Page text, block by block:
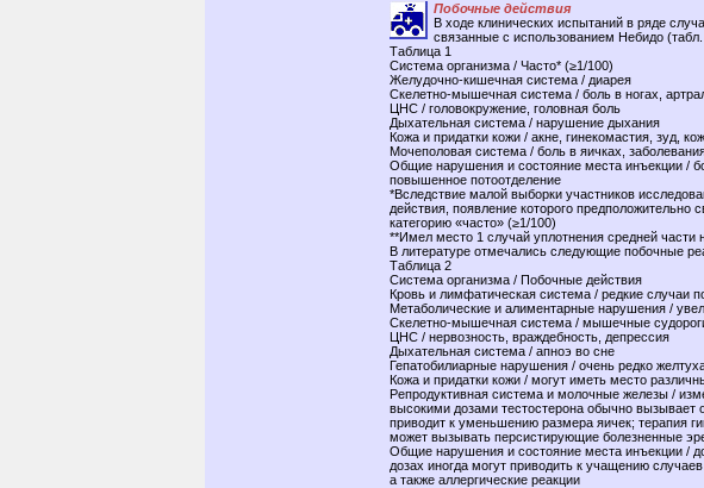
Побочные действия
В ходе клинических испытаний в ряде
связанные с использованием Небидо
Таблица 1
Система организма / Часто* (≥1/100)
Желудочно-кишечная система / диарея
Скелетно-мышечная система / боль в ногах,
ЦНС / головокружение, головная боль
Дыхательная система / нарушение дыхания
Кожа и придатки кожи / акне, гинекомастия, зуд,
Мочеполовая система / боль в яичках,
Общие нарушения и состояние места инъекции /
повышенное потоотделение
*Вследствие малой выборки участников
действия, появление которого
категорию «часто» (≥1/100)
**Имел место 1 случай уплотнения средней
В литературе отмечались следующие побочные
Таблица 2
Система организма / Побочные действия
Кровь и лимфатическая система / редкие случаи
Метаболические и алиментарные нарушения /
Скелетно-мышечная система / мышечные
ЦНС / нервозность, враждебность, депрессия
Дыхательная система / апноэ во сне
Гепатобилиарные нарушения / очень редко
Кожа и придатки кожи / могут иметь место
Репродуктивная система и молочные железы /
высокими дозами тестостерона обычно вызывает
приводит к уменьшению размера яичек; терапия
может вызывать персистирующие болезненные
Общие нарушения и состояние места инъекции /
дозах иногда могут приводить к учащению
а также аллергические реакции